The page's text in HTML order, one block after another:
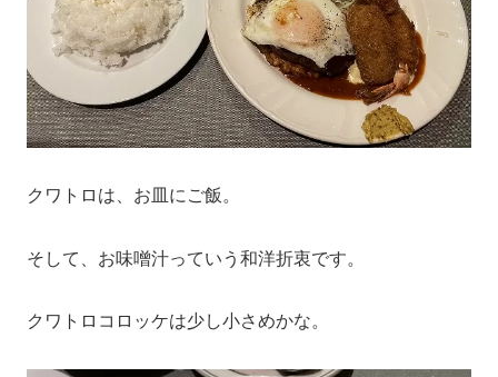
クワトロは、お皿にご飯。
そして、お味噌汁っていう和洋折衷です。
クワトロコロッケは少し小さめかな。